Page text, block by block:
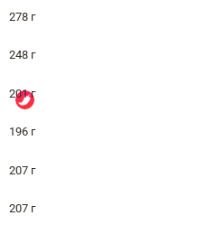
278 г
248 г
201 г
196 г
207 г
207 г